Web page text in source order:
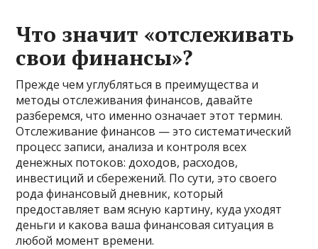
Что значит «отслеживать
свои финансы»?
Прежде чем углубляться в преимущества и
методы отслеживания финансов, давайте
разберемся, что именно означает этот термин.
Отслеживание финансов — это систематический
процесс записи, анализа и контроля всех
денежных потоков: доходов, расходов,
инвестиций и сбережений. По сути, это своего
рода финансовый дневник, который
предоставляет вам ясную картину, куда уходят
деньги и какова ваша финансовая ситуация в
любой момент времени.